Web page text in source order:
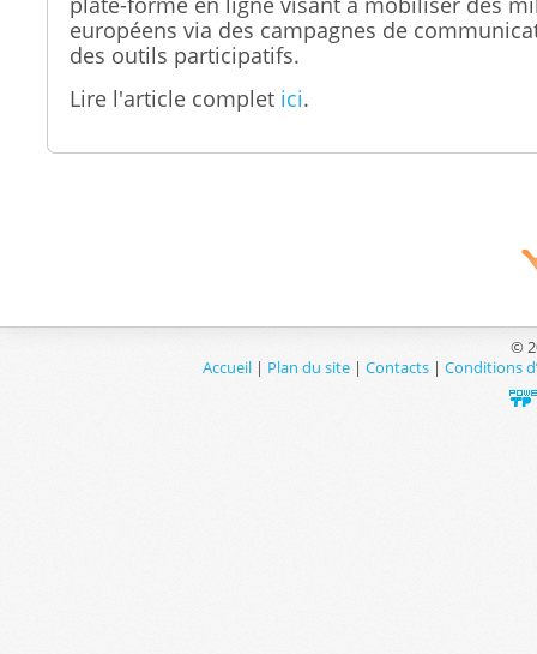
européens via des campagnes de
des outils participatifs.
Lire l'article complet ici.
©
Accueil | Plan du site | Contacts | Conditions